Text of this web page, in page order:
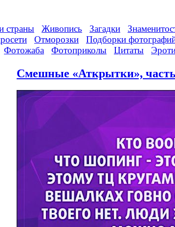
страны Живопись Загадки
Отморозки Подборки
Фотожаба Фотоприколы Цитаты
Смешные «Аткрытки», часть